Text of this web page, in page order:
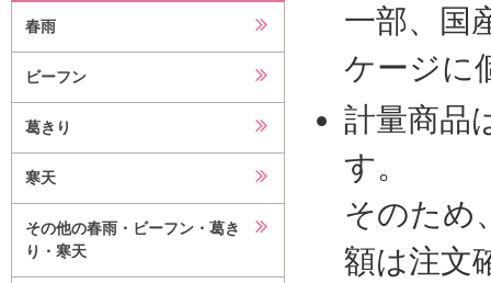
春雨
ビーフン
葛きり
寒天
その他の春雨・ビーフン・葛き
り・寒天
一部、国
ケージに
計量商品
す。
そのため
額は注文